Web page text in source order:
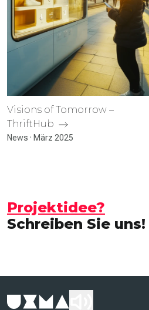
Visions of Tomorrow –
ThriftHub
News · März 2025
Projektidee?
Schreiben Sie uns!